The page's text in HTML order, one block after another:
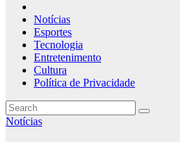
Notícias
Esportes
Tecnologia
Entretenimento
Cultura
Política de Privacidade
Notícias